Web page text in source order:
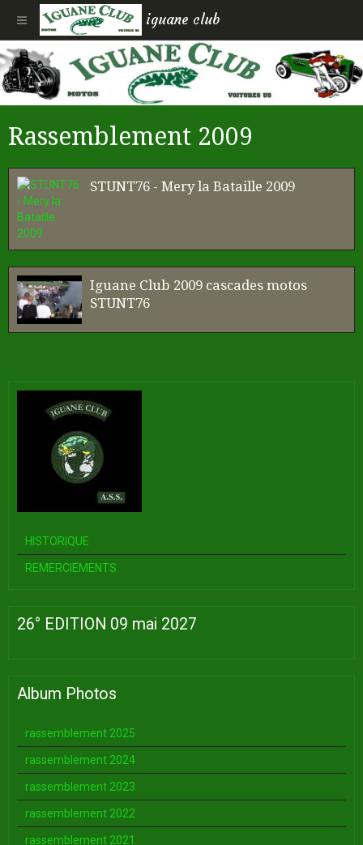
iguane club
Rassemblement 2009
STUNT76 - Mery la Bataille 2009
Iguane Club 2009 cascades motos
STUNT76
HISTORIQUE
REMERCIEMENTS
26° EDITION 09 mai 2027
Album Photos
rassemblement 2025
rassemblement 2024
rassemblement 2023
rassemblement 2022
rassemblement 2021